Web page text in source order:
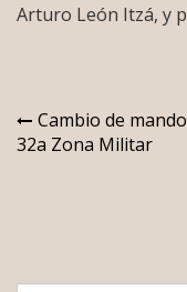
Arturo León Itzá, y
Navegación
de
Cambio de
32a Zona Militar